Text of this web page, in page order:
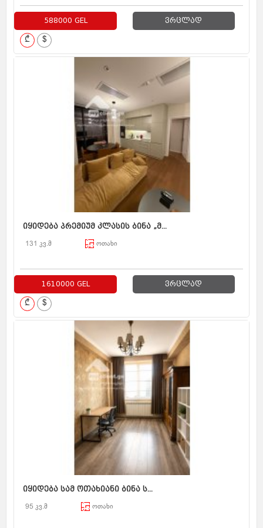
588000 GEL ვრცლად
₾ $
იყიდება პრემიუმ კლასის ბინა „მ...
131 კვ.მ ოთახი
1610000 GEL ვრცლად
₾ $
იყიდება სამ ოთახიანი ბინა ს...
95 კვ.მ ოთახი